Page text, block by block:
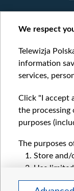
We respect
Telewizja
information
services,
Click "I accept
the processing
purposes
The purposes
Store and/
Use
Create